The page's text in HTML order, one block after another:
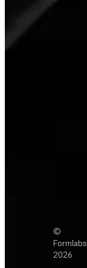
©
Formlabs
2026